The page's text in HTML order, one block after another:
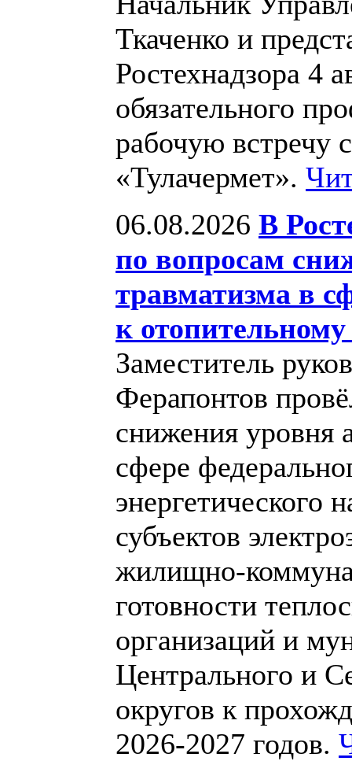
Ткаченко и
Ростехнадзора 4
обязательного
рабочую встречу
«Тулачермет».
06.08.2026 В
по вопросам
травматизма в
к отопительному
Заместитель
Ферапонтов
снижения уровня
сфере
энергетического
субъектов
жилищно-
готовности
организаций и
Центрального и
округов к
2026-2027 годов.